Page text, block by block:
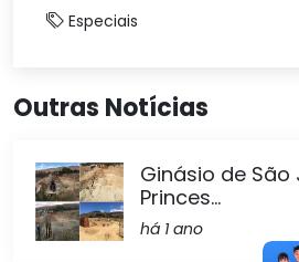
Especiais
Outras Notícias
Ginásio de São
Princes...
há 1 ano